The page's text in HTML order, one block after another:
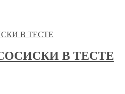
В ТЕСТЕ